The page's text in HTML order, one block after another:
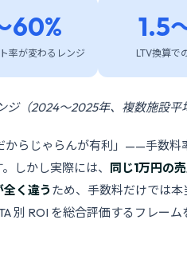
60%
率が変わるレンジ
1.5
LTV換算で
ジ（2024〜2025年、複数施設平
からじゃらんが有利」——手数料
しかし実際には、 同じ1万円の
く違う ため、手数料だけでは
別 ROI を総合評価するフレー